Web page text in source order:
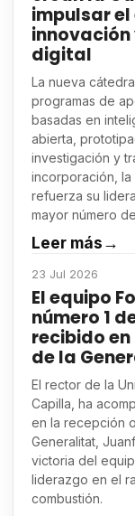
impulsar
digital
La nueva
programas de
basadas en
abierta,
investigación y
incorporación, la
refuerza su
mayor número
Leer más→
23 Jul 2026
El equipo
número 1
recibido
de la
El rector de la
Capilla, ha
en la recepción
Generalitat,
victoria del
liderazgo en el
combustión.